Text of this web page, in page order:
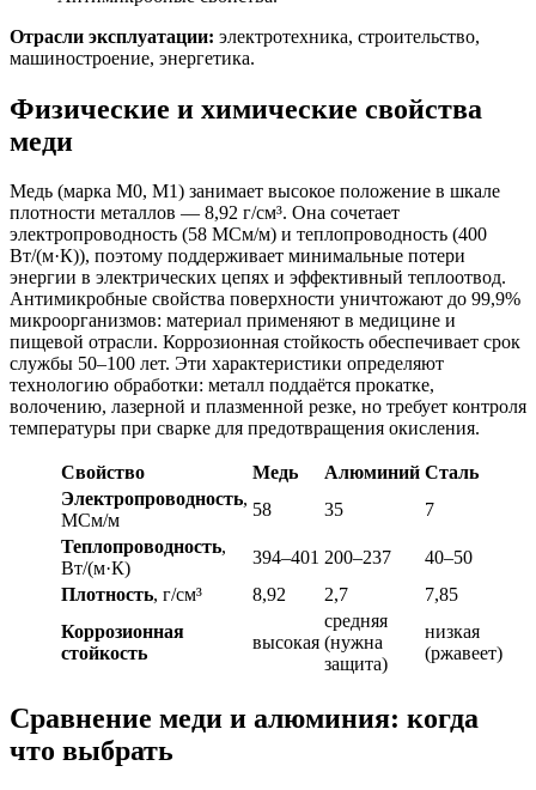
Отрасли эксплуатации: электротехника, строительство,
машиностроение, энергетика.
Физические и химические свойства
меди
Медь (марка М0, М1) занимает высокое положение в шкале
плотности металлов — 8,92 г/см³. Она сочетает
электропроводность (58 МСм/м) и теплопроводность (400
Вт/(м·К)), поэтому поддерживает минимальные потери
энергии в электрических цепях и эффективный теплоотвод.
Антимикробные свойства поверхности уничтожают до 99,9%
микроорганизмов: материал применяют в медицине и
пищевой отрасли. Коррозионная стойкость обеспечивает срок
службы 50–100 лет. Эти характеристики определяют
технологию обработки: металл поддаётся прокатке,
волочению, лазерной и плазменной резке, но требует контроля
температуры при сварке для предотвращения окисления.
Свойство Медь Алюминий Сталь
Электропроводность,
МСм/м
58 35
7
Теплопроводность,
Вт/(м·К)
394–401 200–237
40–50
Плотность, г/см³ 8,92 2,7
7,85
Коррозионная
стойкость
высокая
средняя
(нужна
защита)
низкая
(ржавеет)
Сравнение меди и алюминия: когда
что выбрать